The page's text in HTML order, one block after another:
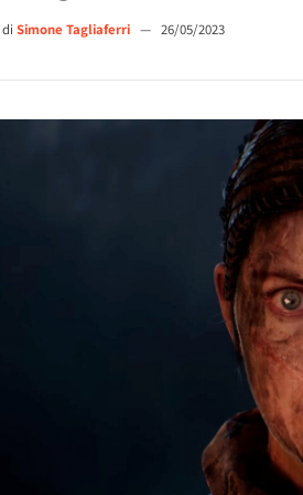
di Simone Tagliaferri — 26/05/2023